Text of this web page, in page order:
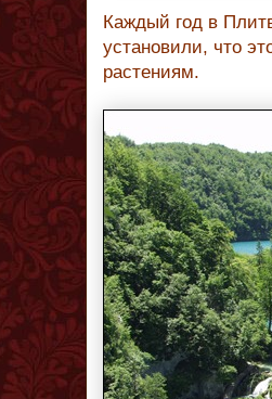
Каждый год в
установили, что
растениям.